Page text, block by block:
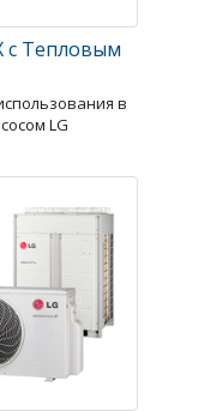
с Тепловым
в
LG